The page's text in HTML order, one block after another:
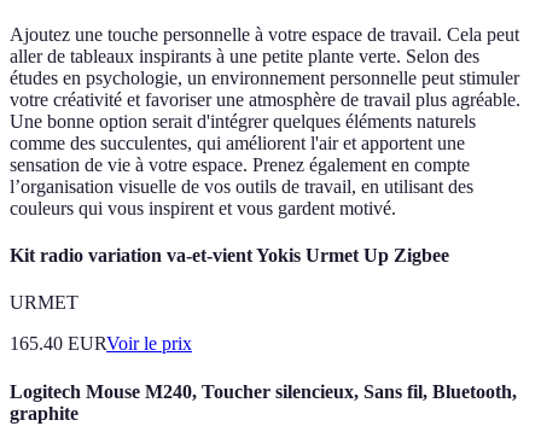
Ajoutez une touche personnelle à votre espace de travail. Cela peut
aller de tableaux inspirants à une petite plante verte. Selon des
études en psychologie, un environnement personnelle peut stimuler
votre créativité et favoriser une atmosphère de travail plus agréable.
Une bonne option serait d'intégrer quelques éléments naturels
comme des succulentes, qui améliorent l'air et apportent une
sensation de vie à votre espace. Prenez également en compte
l’organisation visuelle de vos outils de travail, en utilisant des
couleurs qui vous inspirent et vous gardent motivé.
Kit radio variation va-et-vient Yokis Urmet Up Zigbee
URMET
165.40 EURVoir le prix
Logitech Mouse M240, Toucher silencieux, Sans fil, Bluetooth,
graphite